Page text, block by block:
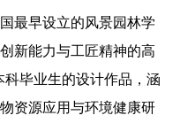
最早设立的风景园林学
新能力与工匠精神的高
毕业生的设计作品，涵
资源应用与环境健康研